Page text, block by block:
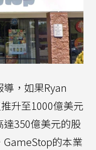
，如果Ryan
升至1000億美元
350億美元的股
的本業